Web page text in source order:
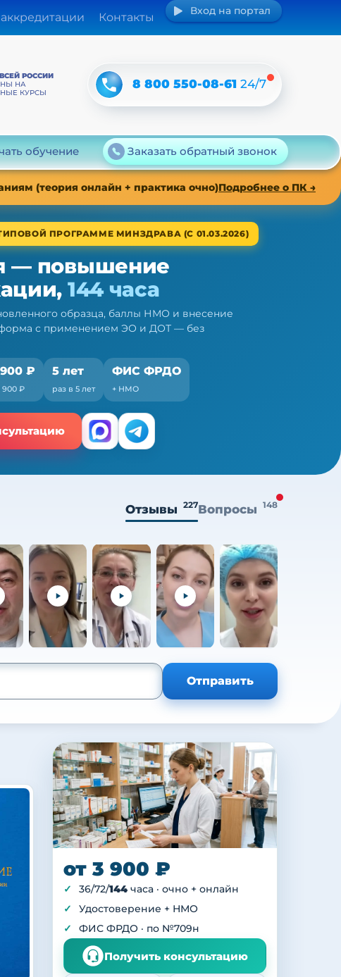
Контакты
Вход на портал
РОССИИ
НА
КУРСЫ
8 800 550-08-6124/7
обучение Заказать обратный звонок
(теория онлайн + практика очно)Подробнее о ПК →
ПРОГРАММЕ МИНЗДРАВА (С 01.03.2026)
— повышение
144 часа
образца, баллы НМО и внесение
с применением ЭО и ДОТ — без
₽
900 ₽
5 лет
раз в 5 лет
ФИС ФРДО
+ НМО
Отзывы 227Вопросы 148
Отправить
от 3 900 ₽
36/72/144 часа · очно + онлайн
Удостоверение + НМО
ФИС ФРДО · по №709н
Получить консультацию